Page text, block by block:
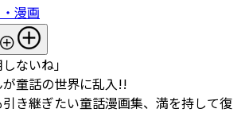
漫画
ないね」
童話の世界に乱入!!
き継ぎたい童話漫画集、満を持して復